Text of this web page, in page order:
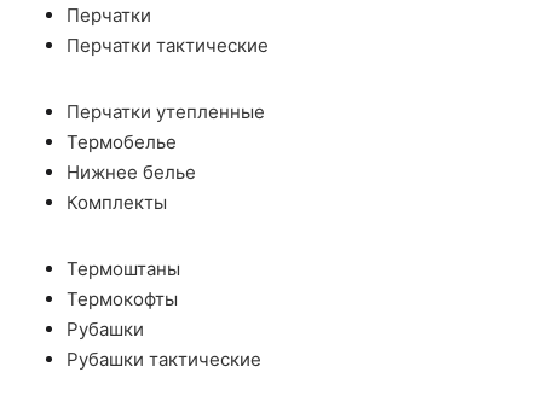
Перчатки
Перчатки тактические
Перчатки утепленные
Термобелье
Нижнее белье
Комплекты
Термоштаны
Термокофты
Рубашки
Рубашки тактические